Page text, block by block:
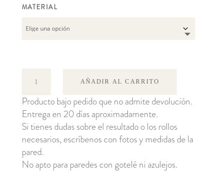
MATERIAL
AÑADIR AL CARRITO
Producto bajo pedido que no admite devolución.
Entrega en 20 días aproximadamente.
Si tienes dudas sobre el resultado o los rollos
necesarios, escríbenos con fotos y medidas de la
pared.
No apto para paredes con gotelé ni azulejos.